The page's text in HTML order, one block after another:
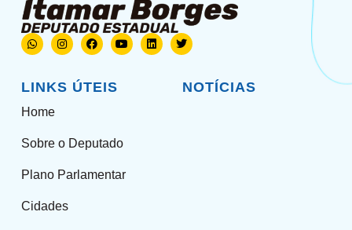
LINKS ÚTEIS
Home
Sobre o Deputado
Plano Parlamentar
Cidades
NOTÍCIAS